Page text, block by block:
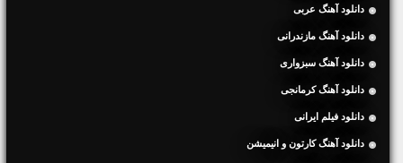
دانلود آهنگ عربی
دانلود آهنگ مازندرانی
دانلود آهنگ سبزواری
دانلود آهنگ کرمانجی
دانلود فیلم ایرانی
دانلود آهنگ کارتون و انیمیشن